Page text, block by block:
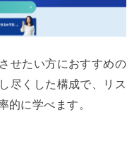
せたい方におすすめの
尽くした構成で、リス
的に学べます。